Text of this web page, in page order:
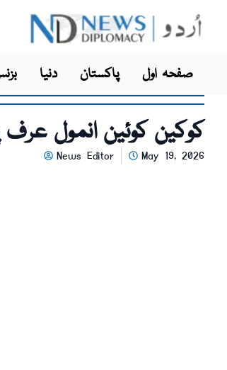
دنیا پاکستان صفحہ اول
کوکین کوئین انمول عرف پنکی
News Editor May 19, 2026